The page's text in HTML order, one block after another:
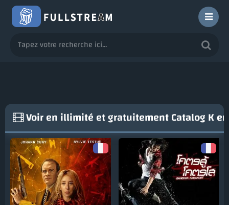
Voir en illimité et gratuitement CatalogK